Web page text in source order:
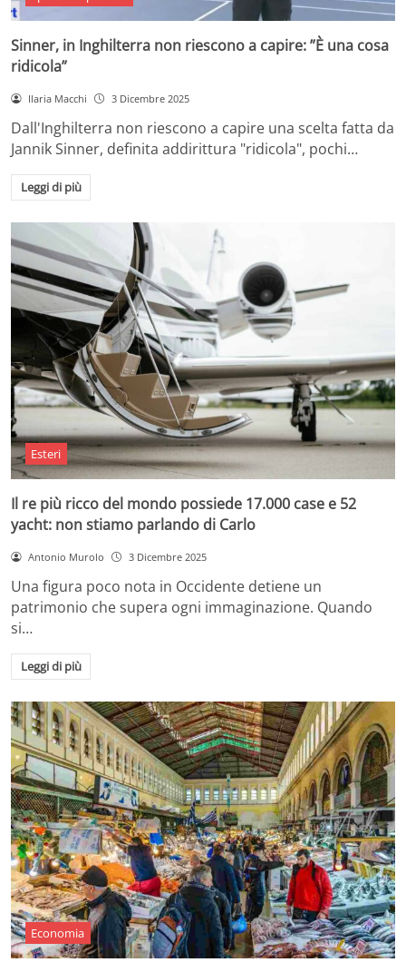
Sinner, in Inghilterra non riescono a capire: ”È una cosa
ridicola”
Ilaria Macchi 3 Dicembre 2025
Dall'Inghilterra non riescono a capire una scelta fatta da
Jannik Sinner, definita addirittura "ridicola", pochi…
Leggi di più
Esteri
Il re più ricco del mondo possiede 17.000 case e 52
yacht: non stiamo parlando di Carlo
Antonio Murolo 3 Dicembre 2025
Una figura poco nota in Occidente detiene un
patrimonio che supera ogni immaginazione. Quando
si…
Leggi di più
Economia